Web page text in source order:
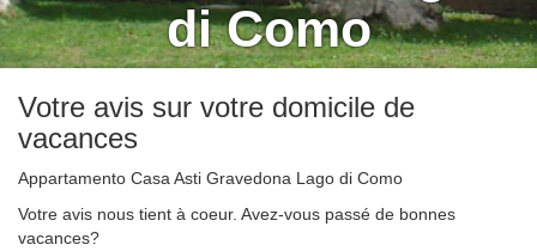
di Como
Votre avis sur votre domicile de
vacances
Appartamento Casa Asti Gravedona Lago di Como
Votre avis nous tient à coeur. Avez-vous passé de bonnes
vacances?